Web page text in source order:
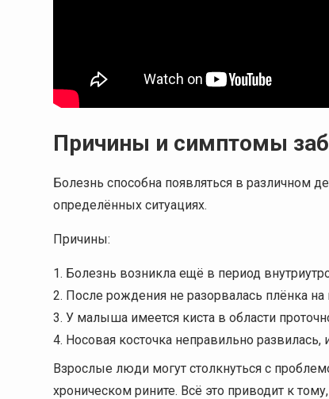
Причины и симптомы
Болезнь способна появляться в различном
определённых ситуациях.
Причины:
Болезнь возникла ещё в период
После рождения не разорвалась плёнка на
У малыша имеется киста в области
Носовая косточка неправильно
Взрослые люди могут столкнуться с
хроническом рините. Всё это приводит к